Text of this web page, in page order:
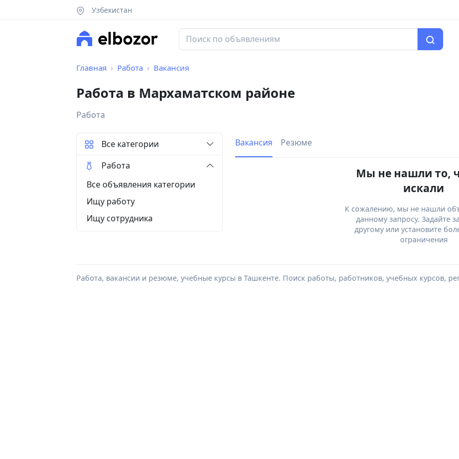
Узбекистан
Главная Работа Вакансия
Работа в Мархаматском районе
Работа
Вакансия Резюме
Мы не нашли то,
искали
К сожалению, мы не нашли
данному запросу. Задайте
другому или установите
ограничения
Все категории
Работа
Все объявления категории
Ищу работу
Ищу сотрудника
Работа, вакансии и резюме, учебные курсы в Ташкенте. Поиск работы, работников, учебных курсов,